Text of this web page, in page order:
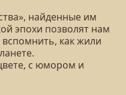
найденные им
эпохи позволят нам
как жили
с юмором и